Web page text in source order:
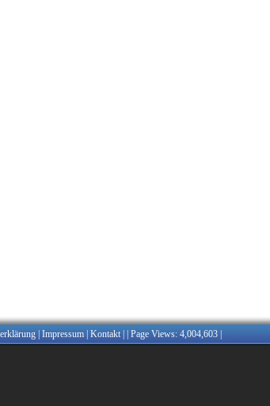
Impressum Kontakt | Page Views: 4,004,603 |